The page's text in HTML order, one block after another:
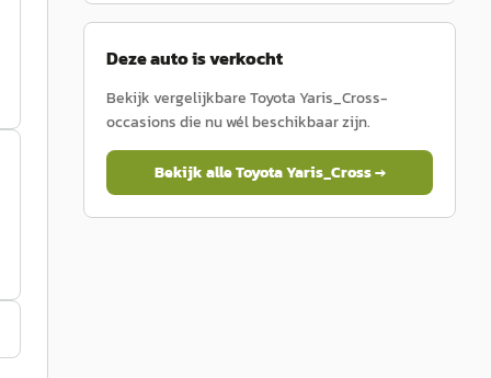
Deze auto is verkocht
Bekijk vergelijkbareToyota Yaris_Cross-
occasions die nu wél beschikbaar zijn.
Bekijk alleToyotaYaris_Cross→